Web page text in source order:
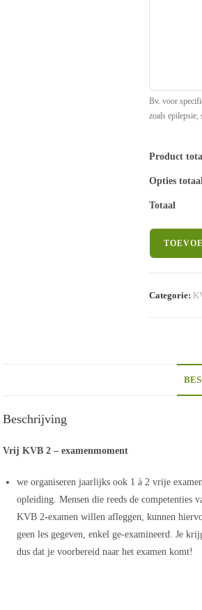
Bv. voor
zoals epilepsie,
Product
Opties
Totaal
-
Categorie:
Beschrijving
Vrij KVB 2 – examenmoment
we organiseren jaarlijks ook 1 à 2 vrije
opleiding. Mensen die reeds de competenties
KVB 2-examen willen afleggen, kunnen
geen les gegeven, enkel ge-examineerd. Je
dus dat je voorbereid naar het examen komt!